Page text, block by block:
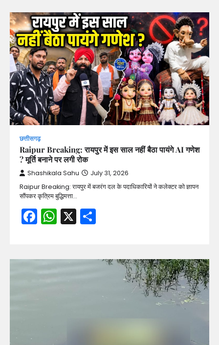
छत्तीसगढ़
Raipur Breaking: रायपुर में इस साल नहीं बैठा पायंगे AI गणेश
? मूर्ति बनाने पर लगी रोक
Shashikala Sahu July 31, 2026
Raipur Breaking: रायपुर में बजरंग दल के पदाधिकारियों ने कलेक्टर को ज्ञापन
सौंपकर कृत्रिम बुद्धिमत्ता…
Facebook
WhatsApp
X